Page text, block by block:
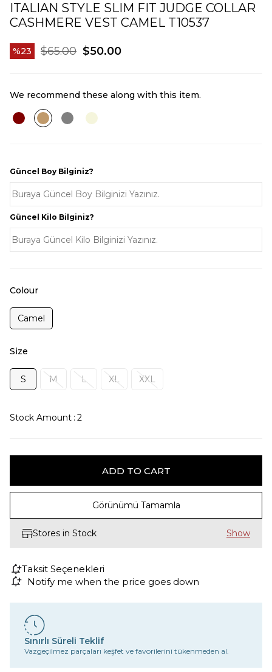
ITALIAN STYLE SLIM FIT JUDGE COLLAR
CASHMERE VEST CAMEL T10537
23 $65.00 $50.00
We recommend these along with this item.
Güncel Boy Bilginiz?
Güncel Kilo Bilginiz?
Colour
Camel
Size
S M L XL XXL
Stock Amount : 2
Görünümü Tamamla
Stores in Stock
Taksit Seçenekleri
Notify me when the price goes down
Sınırlı Süreli Teklif
Vazgeçilmez parçaları keşfet ve favorilerini tükenmeden al.